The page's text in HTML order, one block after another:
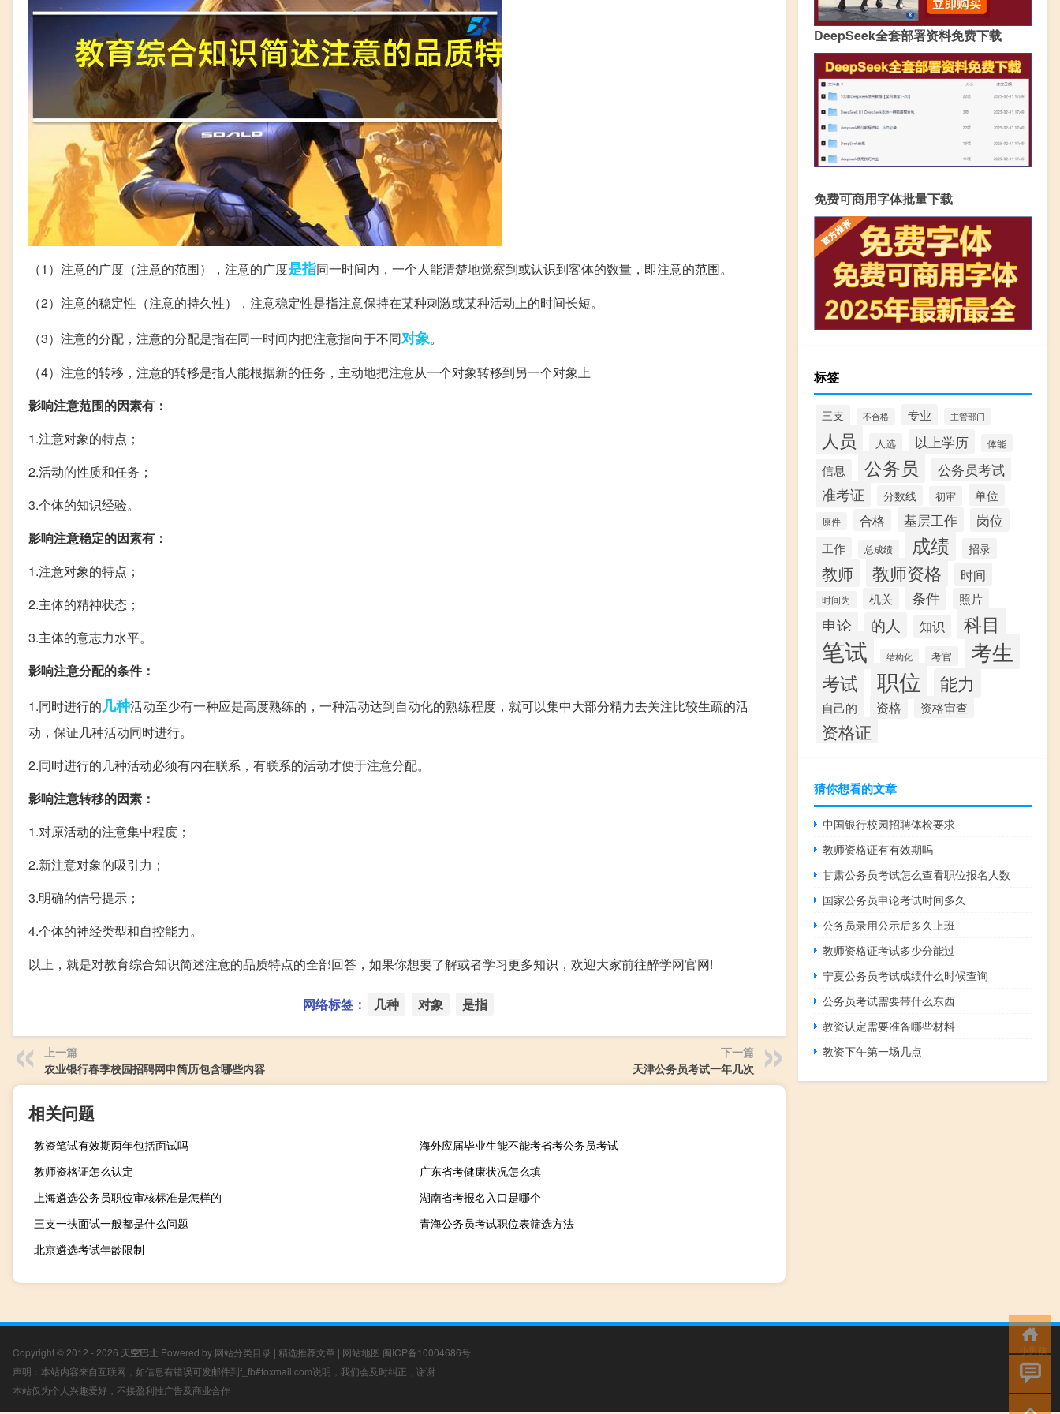
（1）注意的广度（注意的范围），注意的广度是指同一时间内，一个人能清楚地觉察到或认识到客体的数量，即注意的范围。
（2）注意的稳定性（注意的持久性），注意稳定性是指注意保持在某种刺激或某种活动上的时间长短。
（3）注意的分配，注意的分配是指在同一时间内把注意指向于不同对象。
（4）注意的转移，注意的转移是指人能根据新的任务，主动地把注意从一个对象转移到另一个对象上
影响注意范围的因素有：
1.注意对象的特点；
2.活动的性质和任务；
3.个体的知识经验。
影响注意稳定的因素有：
1.注意对象的特点；
2.主体的精神状态；
3.主体的意志力水平。
影响注意分配的条件：
1.同时进行的几种活动至少有一种应是高度熟练的，一种活动达到自动化的熟练程度，就可以集中大部分精力去关注比较生疏的活
动，保证几种活动同时进行。
2.同时进行的几种活动必须有内在联系，有联系的活动才便于注意分配。
影响注意转移的因素：
1.对原活动的注意集中程度；
2.新注意对象的吸引力；
3.明确的信号提示；
4.个体的神经类型和自控能力。
以上，就是对教育综合知识简述注意的品质特点的全部回答，如果你想要了解或者学习更多知识，欢迎大家前往醉学网官网!
网络标签： 几种 对象 是指
上一篇
农业银行春季校园招聘网申简历包含哪些内容
下一篇
天津公务员考试一年几次
相关问题
教资笔试有效期两年包括面试吗
海外应届毕业生能不能考省考公务员考试
教师资格证怎么认定
广东省考健康状况怎么填
上海遴选公务员职位审核标准是怎样的
湖南省考报名入口是哪个
三支一扶面试一般都是什么问题
青海公务员考试职位表筛选方法
北京遴选考试年龄限制
DeepSeek全套部署资料免费下载
免费可商用字体批量下载
标签
三支 不合格 专业 主管部门
人员 人选 以上学历 体能
信息 公务员 公务员考试
准考证 分数线 初审 单位
原件 合格 基层工作 岗位
工作 总成绩 成绩 招录
教师 教师资格 时间
时间为 机关 条件 照片
申论 的人 知识 科目
笔试 结构化 考官 考生
考试 职位 能力
自己的 资格 资格审查
资格证
猜你想看的文章
中国银行校园招聘体检要求
教师资格证有有效期吗
甘肃公务员考试怎么查看职位报名人数
国家公务员申论考试时间多久
公务员录用公示后多久上班
教师资格证考试多少分能过
宁夏公务员考试成绩什么时候查询
公务员考试需要带什么东西
教资认定需要准备哪些材料
教资下午第一场几点
Copyright © 2012 - 2026 天空巴士 Powered by 网站分类目录 | 精选推荐文章 | 网站地图 闽ICP备10004686号
声明：本站内容来自互联网，如信息有错误可发邮件到f_fb#foxmail.com说明，我们会及时纠正，谢谢
本站仅为个人兴趣爱好，不接盈利性广告及商业合作